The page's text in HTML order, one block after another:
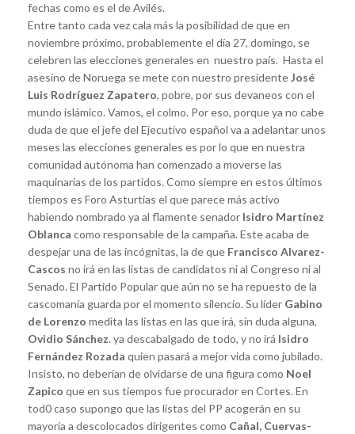
fechas como es el de Avilés.
Entre tanto cada vez cala más la posibilidad de que en
noviembre próximo, probablemente el día 27, domingo, se
celebren las elecciones generales en nuestro país. Hasta el
asesino de Noruega se mete con nuestro presidenteJosé
Luis Rodríguez Zapatero, pobre, por sus devaneos con el
mundo islámico. Vamos, el colmo. Por eso, porque ya no cabe
duda de que el jefe del Ejecutivo español va a adelantar unos
meses las elecciones generales es por lo que en nuestra
comunidad autónoma han comenzado a moverse las
maquinarias de los partidos. Como siempre en estos últimos
tiempos es Foro Asturtias el que parece más activo
habiendo nombrado ya al flamente senador Isidro Martínez
Oblanca como responsable de la campaña. Este acaba de
despejar una de las incógnitas, la de que Francisco Alvarez-
Cascos no irá en las listas de candidatos ni al Congreso ni al
Senado. El Partido Popular que aún no se ha repuesto de la
cascomanía guarda por el momento silencio. Su líder Gabino
de Lorenzo medita las listas en las que irá, sin duda alguna,
Ovidio Sánchez. ya descabalgado de todo, y no irá Isidro
Fernández Rozada quien pasará a mejor vida como jubilado.
Insisto, no deberían de olvidarse de una figura como Noel
Zapico que en sus tiempos fue procurador en Cortes. En
tod0 caso supongo que las listas del PP acogerán en su
mayoría a descolocados dirigentes como Cañal, Cuervas-